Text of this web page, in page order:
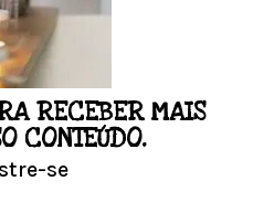
sua Pesquisa
RECEBER MAIS
CONTEÚDO.
se